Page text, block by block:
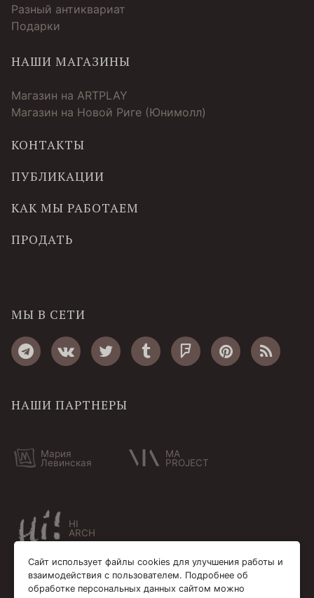
Разный антиквариат
Подарки
НАШИ МАГАЗИНЫ
Магазин на ARTPLAY
Магазин на Новой Риге (Юнимолл)
КОНТАКТЫ
ПУБЛИКАЦИИ
КАК МЫ РАБОТАЕМ
ПРОДАТЬ
МЫ В СЕТИ
НАШИ ПАРТНЕРЫ
Мария
Левинская
MA
PROJECT
HI
ARCH
Сайт использует файлы cookies для улучшения работы и
взаимодействия с пользователем. Подробнее об
обработке персональных данных сайтом можно